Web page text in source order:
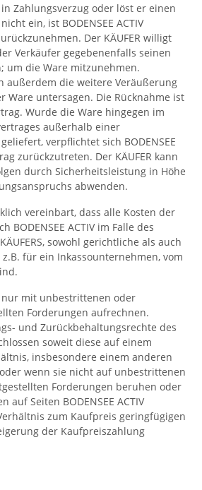
in Zahlungsverzug oder löst er einen
ein, ist BODENSEE ACTIV
Der KÄUFER willigt
Verkäufer gegebenenfalls seinen
um die Ware mitzunehmen.
außerdem die weitere Veräußerung
Ware untersagen. Die Rücknahme ist
Wurde die Ware hingegen im
außerhalb einer
verpflichtet sich BODENSEE
zurückzutreten. Der KÄUFER kann
durch Sicherheitsleistung in Höhe
abwenden.
vereinbart, dass alle Kosten der
BODENSEE ACTIV im Falle des
sowohl gerichtliche als auch
für ein Inkassounternehmen, vom
nur mit unbestrittenen oder
Forderungen aufrechnen.
und Zurückbehaltungsrechte des
soweit diese auf einem
insbesondere einem anderen
wenn sie nicht auf unbestrittenen
Forderungen beruhen oder
auf Seiten BODENSEE ACTIV
zum Kaufpreis geringfügigen
der Kaufpreiszahlung